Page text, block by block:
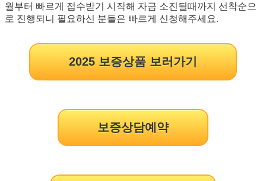
월부터 빠르게 접수받기 시작해 자금 소진될때까지 선착순으
로 진행되니 필요하신 분들은 빠르게 신청해주세요.
2025 보증상품 보러가기
보증상담예약